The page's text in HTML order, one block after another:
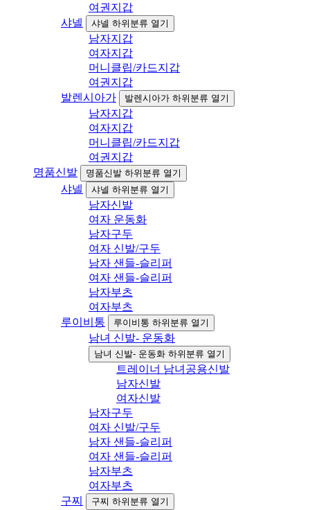
여권지갑
샤넬
샤넬 하위분류 열기
남자지갑
여자지갑
머니클립/카드지갑
여권지갑
발렌시아가
발렌시아가 하위분류 열기
남자지갑
여자지갑
머니클립/카드지갑
여권지갑
명품신발
명품신발 하위분류 열기
샤넬 샤넬 하위분류 열기
남자신발
여자 운동화
남자구두
여자 신발/구두
남자 샌들-슬리퍼
여자 샌들-슬리퍼
남자부츠
여자부츠
루이비통
루이비통 하위분류 열기
남녀 신발- 운동화
남녀 신발- 운동화 하위분류 열기
트레이너 남녀공용신발
남자신발
여자신발
남자구두
여자 신발/구두
남자 샌들-슬리퍼
여자 샌들-슬리퍼
남자부츠
여자부츠
구찌
구찌 하위분류 열기